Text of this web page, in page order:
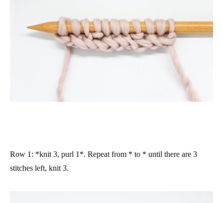
Row 1 : *knit 3, purl 1*. Repeat from * to * until there are 3
stitches left, knit 3.